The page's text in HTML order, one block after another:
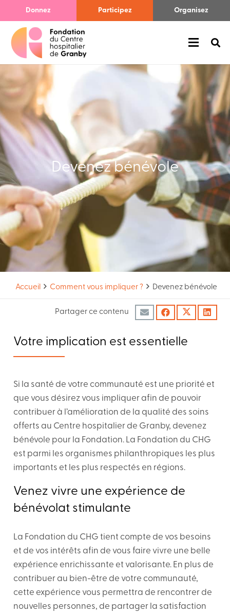
Donnez Participez Organisez
Devenez bénévole
Accueil Comment vous impliquer ? Devenez bénévole
Partager ce contenu
Votre implication est essentielle
Si la santé de votre communauté est une priorité et
que vous désirez vous impliquer afin de pouvoir
contribuer à l’amélioration de la qualité des soins
offerts au Centre hospitalier de Granby, devenez
bénévole pour la Fondation. La Fondation du CHG
est parmi les organismes philanthropiques les plus
importants et les plus respectés en régions.
Venez vivre une expérience de
bénévolat stimulante
La Fondation du CHG tient compte de vos besoins
et de vos intérêts afin de vous faire vivre une belle
expérience enrichissante et valorisante. En plus de
contribuer au bien-être de votre communauté,
cette expérience vous permettra de rencontrer de
nouvelles personnes, de partager la satisfaction